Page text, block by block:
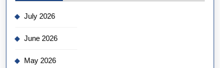
July 2026
June 2026
May 2026